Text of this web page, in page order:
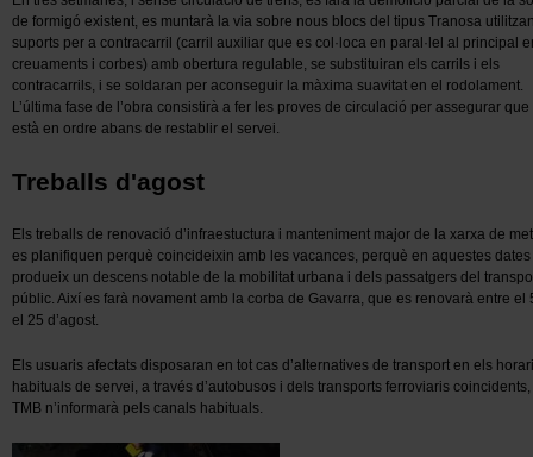
de formigó existent, es muntarà la via sobre nous blocs del tipus Tranosa
suports per a contracarril (carril auxiliar que es col·loca en paral·lel al principal
creuaments i corbes) amb obertura regulable, se substituiran els carrils i els
contracarrils, i se soldaran per aconseguir la màxima suavitat en el rodolament.
L’última fase de l ’obra consistirà a fer les proves de circulació per assegurar que
està en ordre abans de restablir el servei.
Treballs d'agost
Els treballs de renovació d ’infraestuctura i manteniment major de la xarxa de
es planifiquen perquè coincideixin amb les vacances, perquè en aquestes dates
produeix un descens notable de la mobilitat urbana i dels passatgers del
públic. Així es farà novament amb la corba de Gavarra, que es renovarà entre el
el 25 d ’agost.
Els usuaris afectats disposaran en tot cas d ’alternatives de transport en els
habituals de servei, a través d ’autobusos i dels transports ferroviaris coincidents,
TMB n’informarà pels canals habituals.